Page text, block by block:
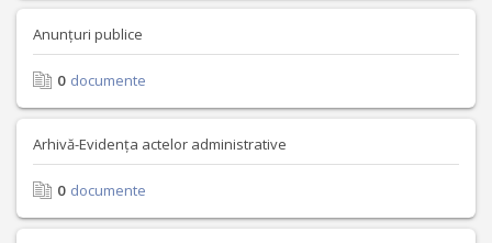
Anunțuri publice
0 documente
Arhivă-Evidența actelor administrative
0 documente